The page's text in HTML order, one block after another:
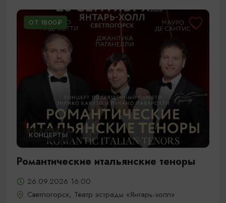
ОТ 1800₽
КОНЦЕРТЫ
Романтические итальянские теноры
26.09.2026 16:00
Светлогорск, Театр эстрады «Янтарь-холл»